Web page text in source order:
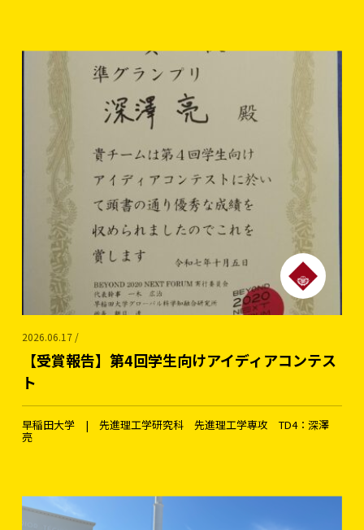
2026.06.17 /
【受賞報告】第4回学生向けアイディアコンテス
ト
早稲田大学 | 先進理工学研究科 先進理工学専攻 TD4：深澤
亮